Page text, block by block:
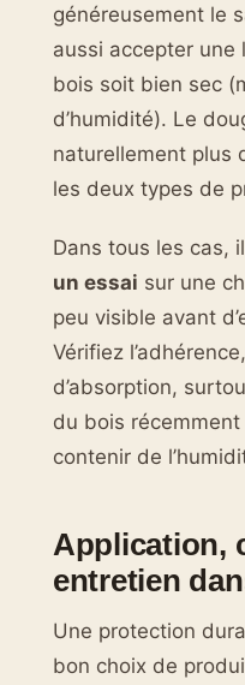
généreusement le
aussi accepter une
bois soit bien sec
d’humidité). Le
naturellement plus
les deux types de
Dans tous les cas,
un essai sur une
peu visible avant
Vérifiez
d’absorption,
du bois
contenir de
Application,
entretien
Une protection
bon choix de